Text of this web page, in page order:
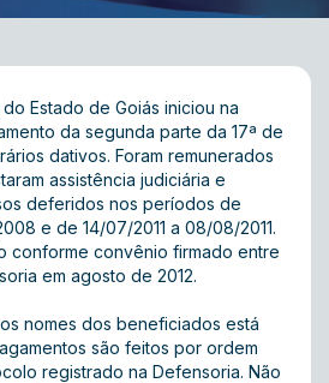
Estado de Goiás iniciou na
da segunda parte da 17ª de
dativos. Foram remunerados
assistência judiciária e
deferidos nos períodos de
e de 14/07/2011 a 08/08/2011.
conforme convênio firmado entre
em agosto de 2012.
nomes dos beneficiados está
são feitos por ordem
registrado na Defensoria. Não